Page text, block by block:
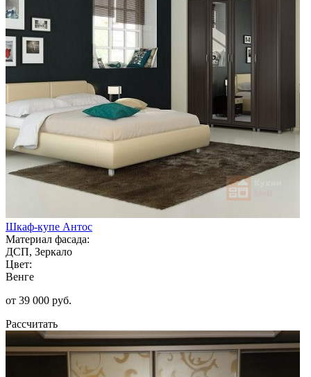
Шкаф-купе Антос
Материал фасада:
ДСП, Зеркало
Цвет:
Венге
от 39 000 руб.
Рассчитать